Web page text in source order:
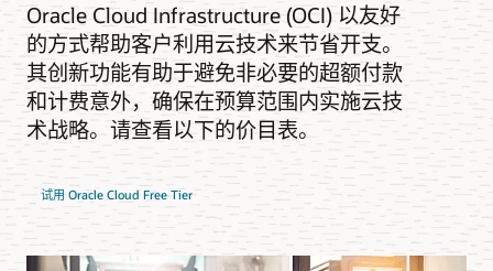
Oracle Cloud Infrastructure (OCI) 以友好
的方式帮助客户利用云技术来节省开支。
其创新功能有助于避免非必要的超额付款
和计费意外，确保在预算范围内实施云技
术战略。请查看以下的价目表。
试用 Oracle Cloud Free Tier